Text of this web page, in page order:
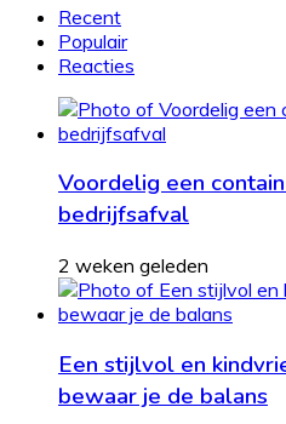
Recent
Populair
Reacties
Voordelig een
bedrijfsafval
2 weken geleden
Een stijlvol en
bewaar je de balans